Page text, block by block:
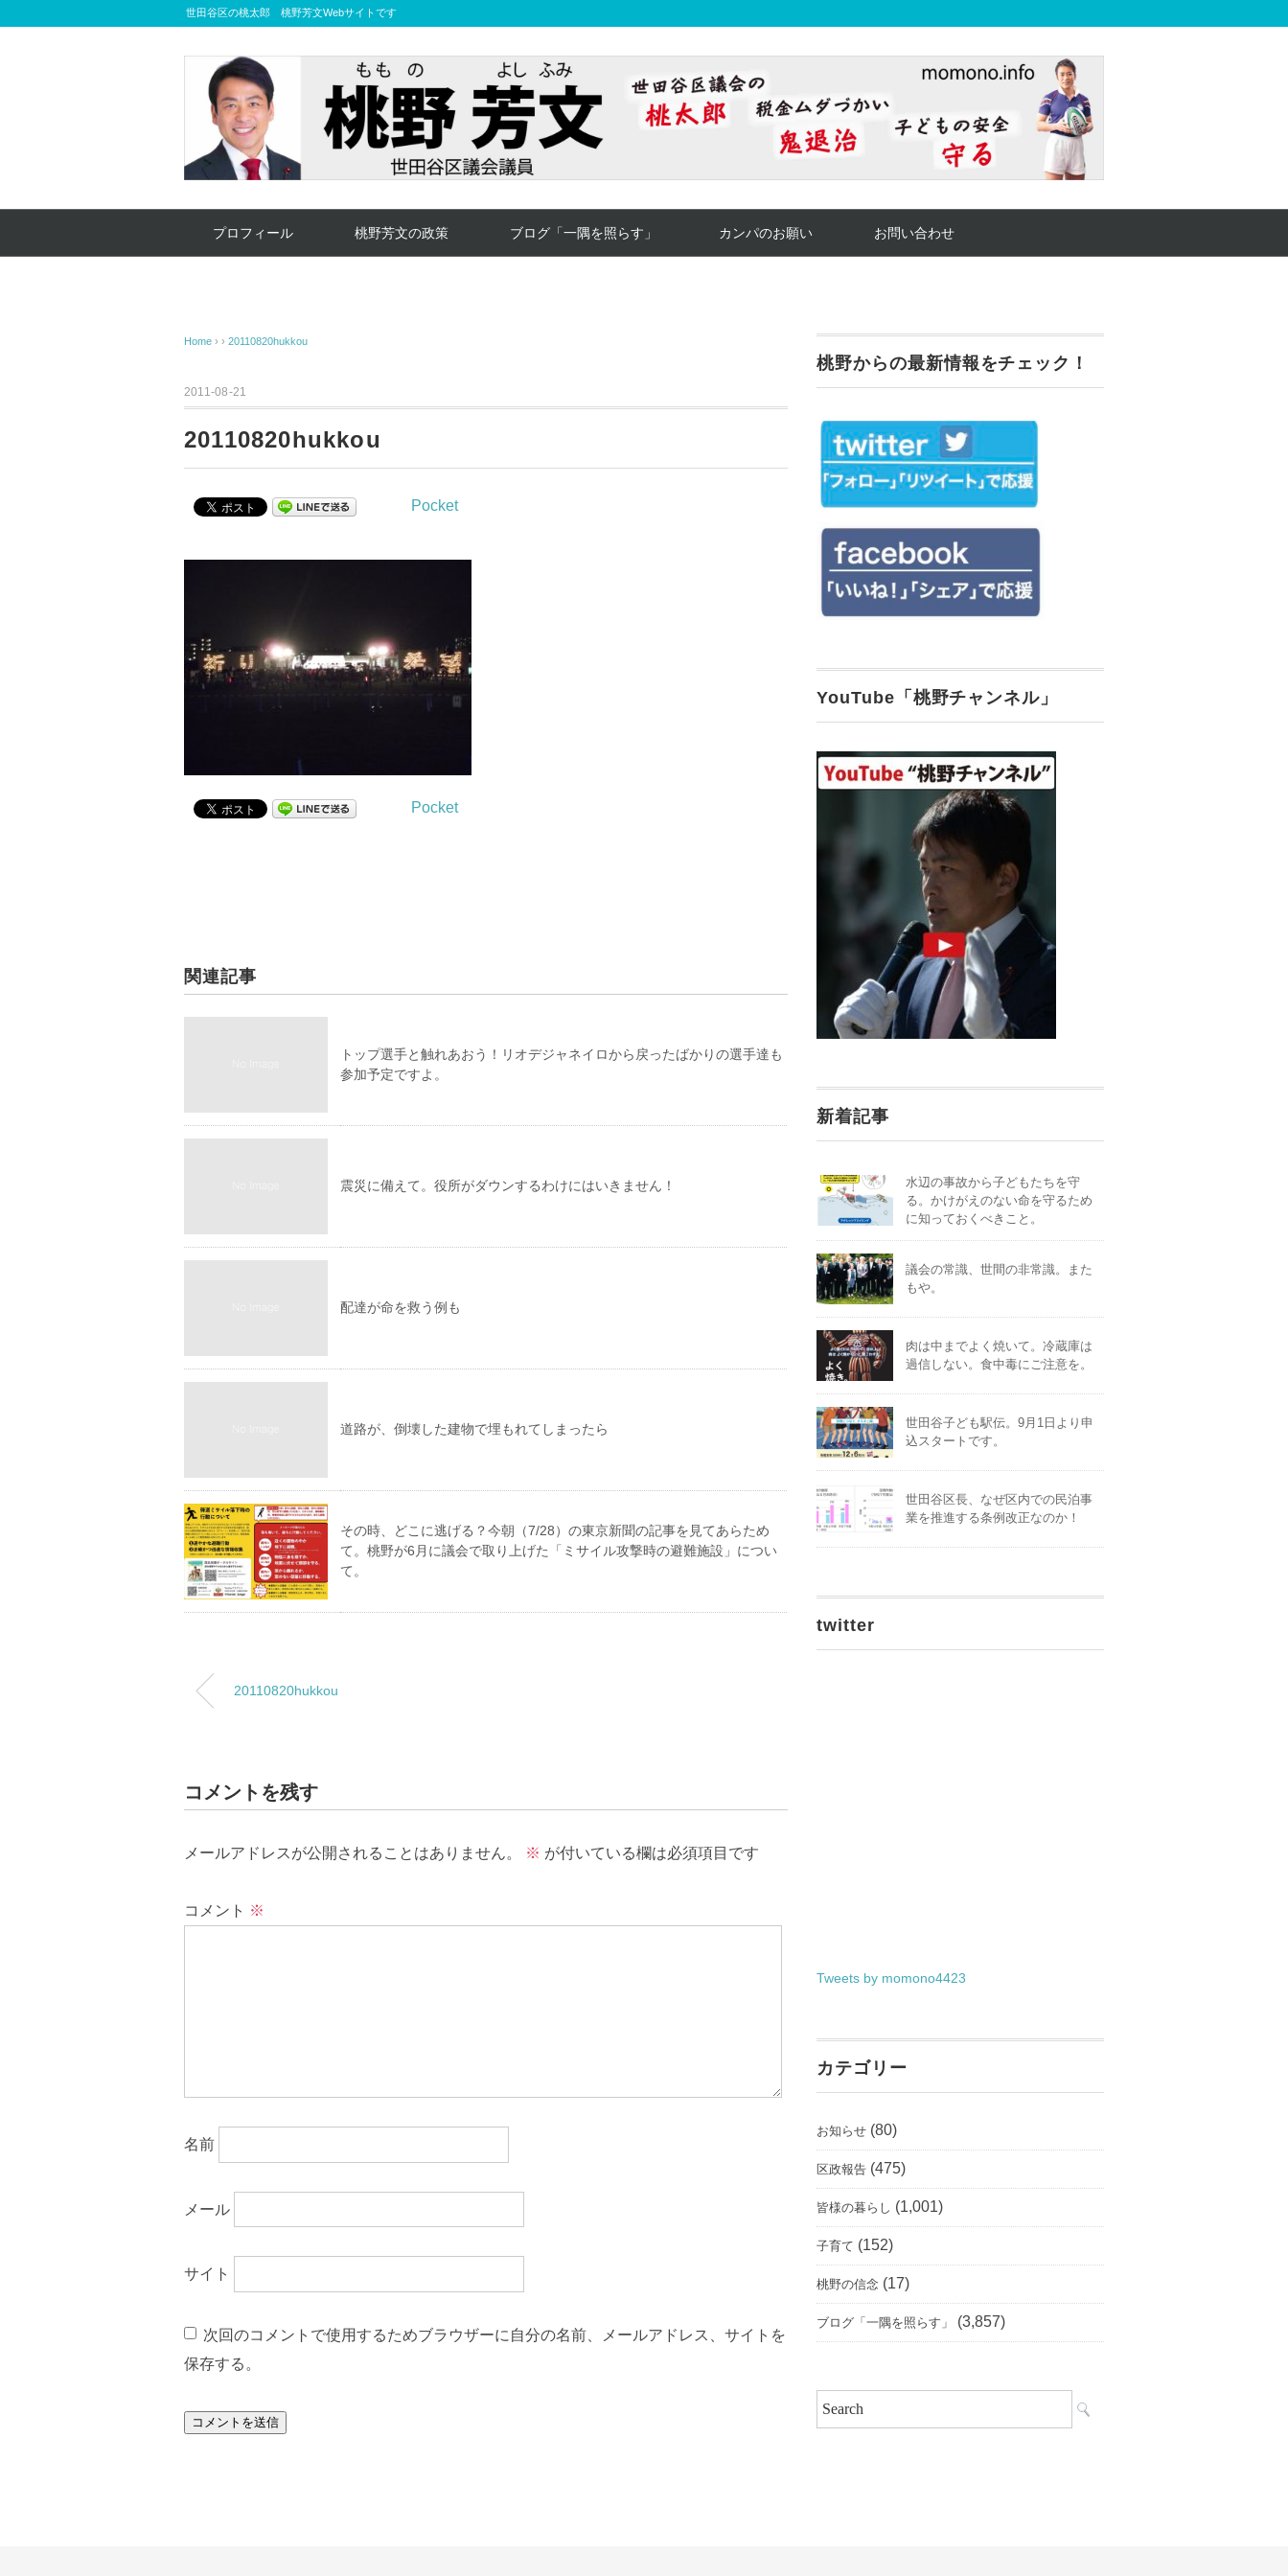
世田谷区の桃太郎 桃野芳文Webサイトです
プロフィール 桃野芳文の政策 ブログ「一隅を照らす」 カンパのお願い お問い合わせ
Home › › 20110820hukkou
2011-08-21
20110820hukkou
Pocket
Pocket
関連記事
トップ選手と触れあおう！リオデジャネイロから戻ったばかりの選手達も
参加予定ですよ。
震災に備えて。役所がダウンするわけにはいきません！
配達が命を救う例も
道路が、倒壊した建物で埋もれてしまったら
その時、どこに逃げる？今朝（7/28）の東京新聞の記事を見てあらため
て。桃野が6月に議会で取り上げた「ミサイル攻撃時の避難施設」につい
て。
20110820hukkou
コメントを残す
メールアドレスが公開されることはありません。 ※ が付いている欄は必須項目です
コメント ※
名前
メール
サイト
次回のコメントで使用するためブラウザーに自分の名前、メールアドレス、サイトを
保存する。
桃野からの最新情報をチェック！
YouTube「桃野チャンネル」
新着記事
水辺の事故から子どもたちを守
る。かけがえのない命を守るため
に知っておくべきこと。
議会の常識、世間の非常識。また
もや。
肉は中までよく焼いて。冷蔵庫は
過信しない。食中毒にご注意を。
世田谷子ども駅伝。9月1日より申
込スタートです。
世田谷区長、なぜ区内での民泊事
業を推進する条例改正なのか！
twitter
Tweets by momono4423
カテゴリー
お知らせ (80)
区政報告 (475)
皆様の暮らし (1,001)
子育て (152)
桃野の信念 (17)
ブログ「一隅を照らす」 (3,857)